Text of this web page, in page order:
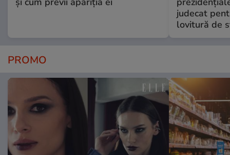
judecat
lovitură de
PROMO